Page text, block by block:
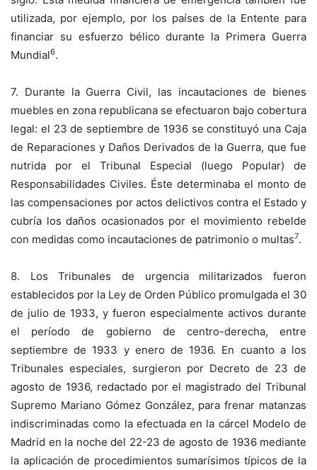
utilizada, por ejemplo, por los países de la Entente para
financiar su esfuerzo bélico durante la Primera Guerra
Mundial6.
7. Durante la Guerra Civil, las incautaciones de bienes
muebles en zona republicana se efectuaron bajo cobertura
legal: el 23 de septiembre de 1936 se constituyó una Caja
de Reparaciones y Daños Derivados de la Guerra, que fue
nutrida por el Tribunal Especial (luego Popular) de
Responsabilidades Civiles. Éste determinaba el monto de
las compensaciones por actos delictivos contra el Estado y
cubría los daños ocasionados por el movimiento rebelde
con medidas como incautaciones de patrimonio o multas7.
8. Los Tribunales de urgencia militarizados fueron
establecidos por la Ley de Orden Público promulgada el 30
de julio de 1933, y fueron especialmente activos durante
el período de gobierno de centro-derecha, entre
septiembre de 1933 y enero de 1936. En cuanto a los
Tribunales especiales, surgieron por Decreto de 23 de
agosto de 1936, redactado por el magistrado del Tribunal
Supremo Mariano Gómez González, para frenar matanzas
indiscriminadas como la efectuada en la cárcel Modelo de
Madrid en la noche del 22-23 de agosto de 1936 mediante
la aplicación de procedimientos sumarísimos típicos de la